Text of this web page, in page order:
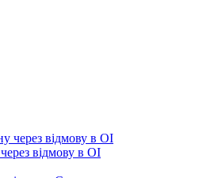
відмову в ОІ